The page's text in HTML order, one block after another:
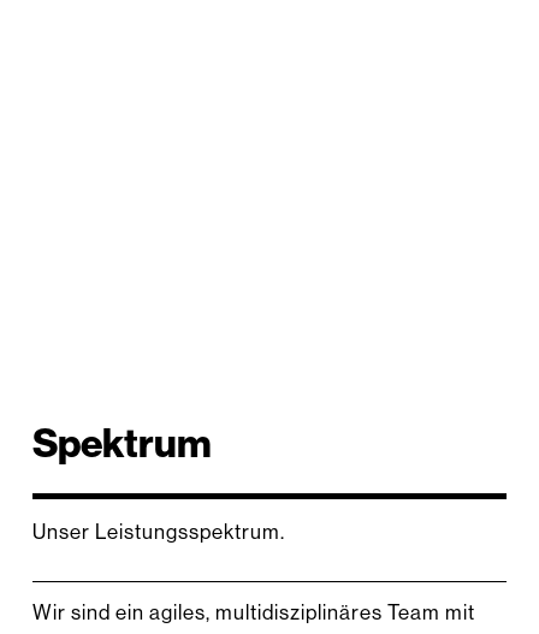
Spektrum
Unser Leistungsspektrum.
Wir sind ein agiles, multidisziplinäres Team mit